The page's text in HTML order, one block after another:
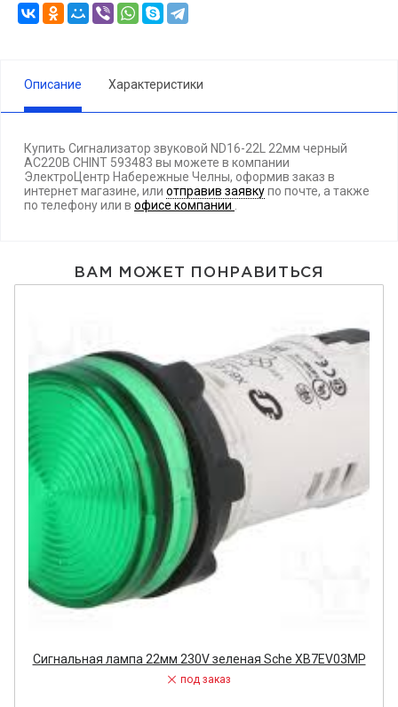
Описание Характеристики
Купить Сигнализатор звуковой ND16-22L 22мм черный
АС220В CHINT 593483 вы можете в компании
ЭлектроЦентр Набережные Челны, оформив заказ в
интернет магазине, или отправив заявкупо почте, а также
по телефонуили в офисе компании
ВАМ МОЖЕТ ПОНРАВИТЬСЯ
Сигнальная лампа 22мм 230V зеленая Sche XB7EV03MP
под заказ